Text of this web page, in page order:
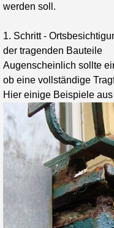
werden soll.
1. Schritt -
der tragenden Bauteile
Augenscheinlich sollte
ob eine vollständige
Hier einige Beispiele